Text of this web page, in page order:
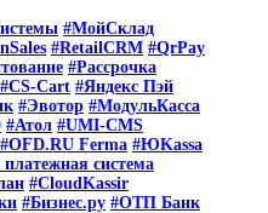
#МойСклад
#RetailCRM #QrPay
#Рассрочка
#CS-Cart #Яндекс Пэй
#Эвотор #МодульКасса
#Атол #UMI-CMS
#OFD.RU Ferma #ЮKassa
система
#CloudKassir
#Бизнес.ру #ОТП Банк